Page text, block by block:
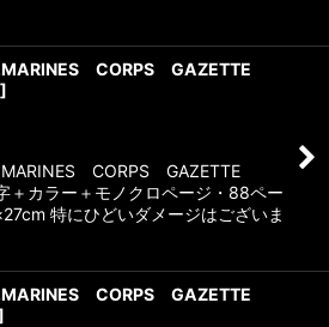
.MARINES CORPS GAZETTE
]
CORPS GAZETTE
＋カラー＋モノクロページ・88ペー
特にひどいダメージはございま
.MARINES CORPS GAZETTE